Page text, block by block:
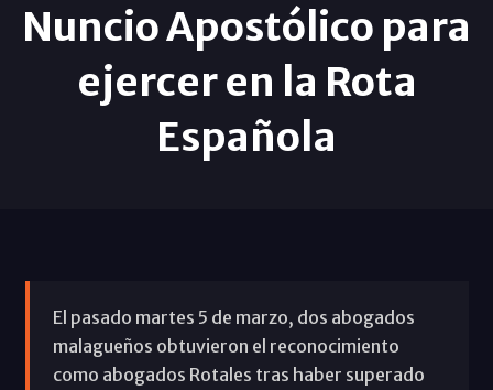
Nuncio Apostólico para
ejercer en la Rota
Española
El pasado martes 5 de marzo, dos abogados
malagueños obtuvieron el reconocimiento
como abogados Rotales tras haber superado